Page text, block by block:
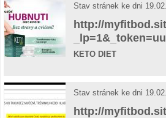
Stav stránek ke dni
http://
KETO DIET
Stav stránek ke dni
http://